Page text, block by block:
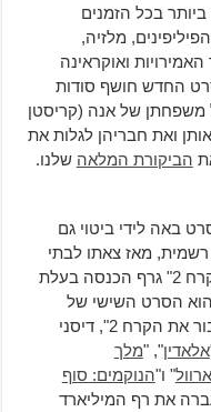
בכל הזמנים
מלזיה,
ואוקראינה
החדש חושף סודות
משפחתן של אנה (קריסטן
ואת חבריהן לגלות את
הביקורת המלאהשלנו.
באה לידי ביטוי גם
מאז צאתו לבתי
הקולנוע ב-22 לנובמבר, "לשבור את הקרח 2" גרף הכנסה בעלת
הסרט השישי של
Disney השנה שעשה זאת. מלבד "לשבור את הקרח 2", דיסני
אלאדין", "מלך
" ו"הנוקמים: סוף
את רף המיליארד